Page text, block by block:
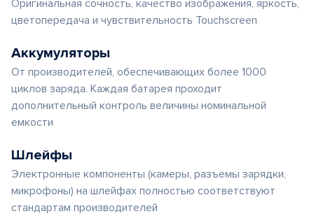
Оригинальная сочность, качество изображения, яркость,
цветопередача и чувствительность Touchscreen
Аккумуляторы
От производителей, обеспечивающих более 1000
циклов заряда. Каждая батарея проходит
дополнительный контроль величины номинальной
емкости
Шлейфы
Электронные компоненты (камеры, разъемы зарядки,
микрофоны) на шлейфах полностью соответствуют
стандартам производителей